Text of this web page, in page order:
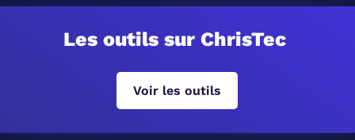
Les outils sur ChrisTec
Voir les outils